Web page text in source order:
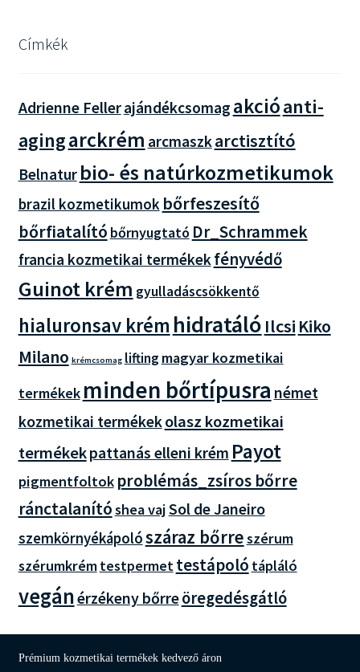
Címkék
Adrienne Fellerajándékcsomag akcióanti-
agingarckrém arcmaszkarctisztító
Belnatur bio- és natúrkozmetikumok
brazil kozmetikumok bőrfeszesítő
bőrfiatalító bőrnyugtató Dr_Schrammek
francia kozmetikai termékek fényvédő
Guinot krém gyulladáscsökkentő
hialuronsav krémhidratáló Ilcsi Kiko
Milano krémcsomag lifting magyar kozmetikai
termékek minden bőrtípusra német
kozmetikai termékekolasz kozmetikai
termékekpattanás elleni krém Payot
pigmentfoltok problémás_zsíros bőrre
ránctalanítóshea vajSol de Janeiro
szemkörnyékápolószáraz bőrreszérum
szérumkrémtestpermet testápoló tápláló
vegánérzékeny bőrreöregedésgátló
Prémium kozmetikai termékek kedvező áron